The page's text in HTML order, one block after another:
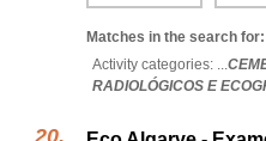
Matches in the search for:
Activity categories: ...
RADIOLÓGICOS E